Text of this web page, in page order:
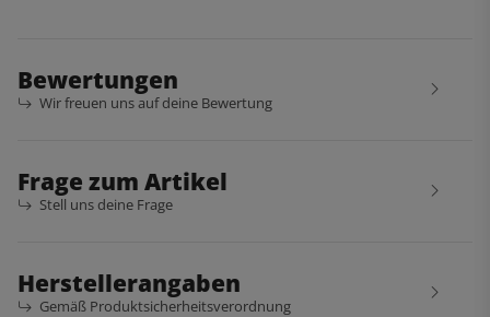
Bewertungen
Wir freuen uns auf deine Bewertung
Frage zum Artikel
Stell uns deine Frage
Herstellerangaben
Gemäß Produktsicherheitsverordnung